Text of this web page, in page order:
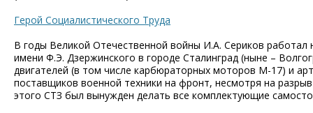
Герой Социалистического Труда
В годы Великой Отечественной войны И.А. Сериков работал
имени Ф.Э. Дзержинского в городе Сталинград (ныне –
двигателей (в том числе карбюраторных моторов М-17) и
поставщиков военной техники на фронт, несмотря на
этого СТЗ был вынужден делать все комплектующие